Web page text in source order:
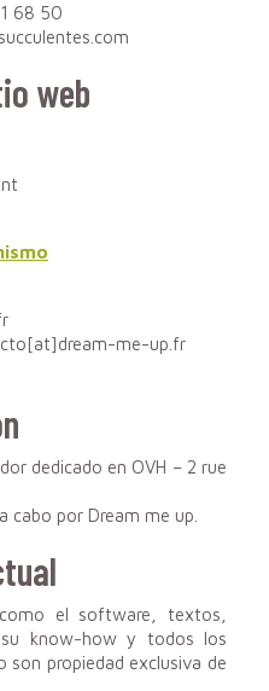
68 50
web
me-up.fr
dedicado en OVH – 2 rue
cabo por Dream me up.
el software, textos,
know-how y todos los
son propiedad exclusiva de